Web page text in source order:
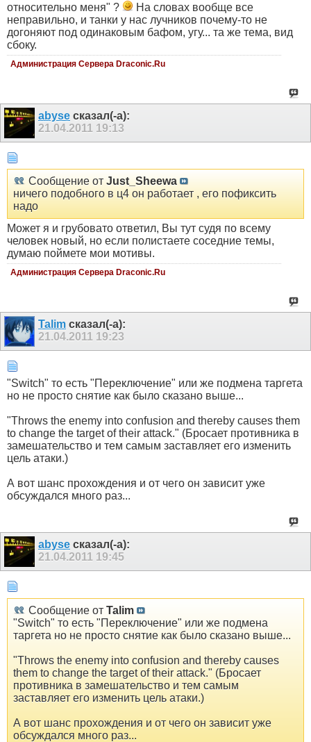
относительно меня" ?
На словах вообще все
неправильно, и танки у нас лучников почему-то не
догоняют под одинаковым бафом, угу... та же тема, вид
сбоку.
Администрация Сервера Draconic.Ru
abyse сказал(-а):
21.04.2011 19:13
Сообщение от Just_Sheewa
ничего подобного в ц4 он работает , его пофиксить
надо
Может я и грубовато ответил, Вы тут судя по всему
человек новый, но если полистаете соседние темы,
думаю поймете мои мотивы.
Администрация Сервера Draconic.Ru
Talim сказал(-а):
21.04.2011 19:23
"Switch" то есть "Переключение" или же подмена таргета
но не просто снятие как было сказано выше...
"Throws the enemy into confusion and thereby causes them
to change the target of their attack." (Бросает противника в
замешательство и тем самым заставляет его изменить
цель атаки.)
А вот шанс прохождения и от чего он зависит уже
обсуждался много раз...
abyse сказал(-а):
21.04.2011 19:45
Сообщение от Talim
"Switch" то есть "Переключение" или же подмена
таргета но не просто снятие как было сказано выше...
"Throws the enemy into confusion and thereby causes
them to change the target of their attack." (Бросает
противника в замешательство и тем самым
заставляет его изменить цель атаки.)
А вот шанс прохождения и от чего он зависит уже
обсуждался много раз...